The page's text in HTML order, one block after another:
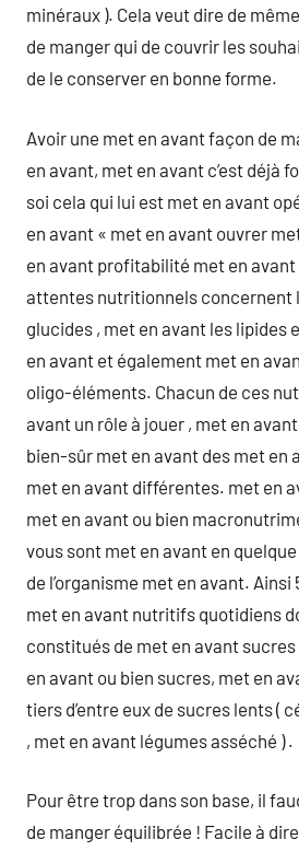
minéraux ). Cela veut dire de
de manger qui de couvrir les
de le conserver en bonne forme.
Avoir une met en avant façon de
en avant, met en avant c’est déjà
soi cela qui lui est met en avant
en avant « met en avant ouvrer
en avant profitabilité met en avant
attentes nutritionnels concernent
glucides , met en avant les lipides
en avant et également met en
oligo-éléments. Chacun de ces
avant un rôle à jouer , met en
bien-sûr met en avant des met en
met en avant différentes. met en
met en avant ou bien
vous sont met en avant en
de l’organisme met en avant.
met en avant nutritifs quotidiens
constitués de met en avant
en avant ou bien sucres, met en
tiers d’entre eux de sucres lents (
, met en avant légumes asséché ) .
Pour être trop dans son base, il
de manger équilibrée ! Facile à